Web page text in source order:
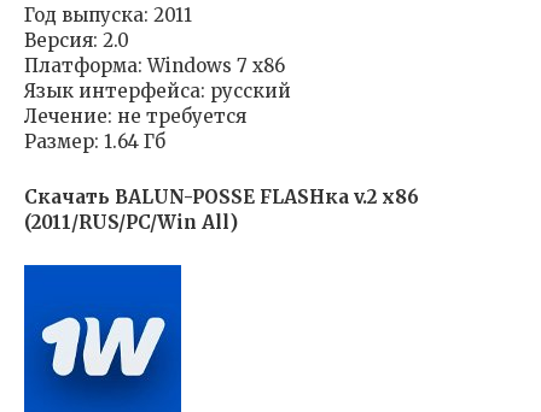
Год выпуска: 2011
Версия: 2.0
Платформа: Windows 7 x86
Язык интерфейса: русский
Лечение: не требуется
Размер: 1.64 Гб
Скачать BALUN-POSSE FLASHка v.2 х86
(2011/RUS/PC/Win All)